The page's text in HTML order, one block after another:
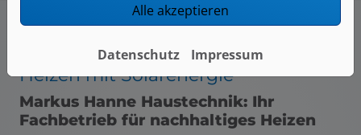
Heizen mit Solarenergie
Markus Hanne Haustechnik: Ihr
Fachbetrieb für nachhaltiges Heizen
Alle akzeptieren
Datenschutz Impressum